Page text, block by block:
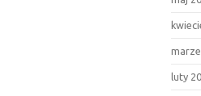
luty